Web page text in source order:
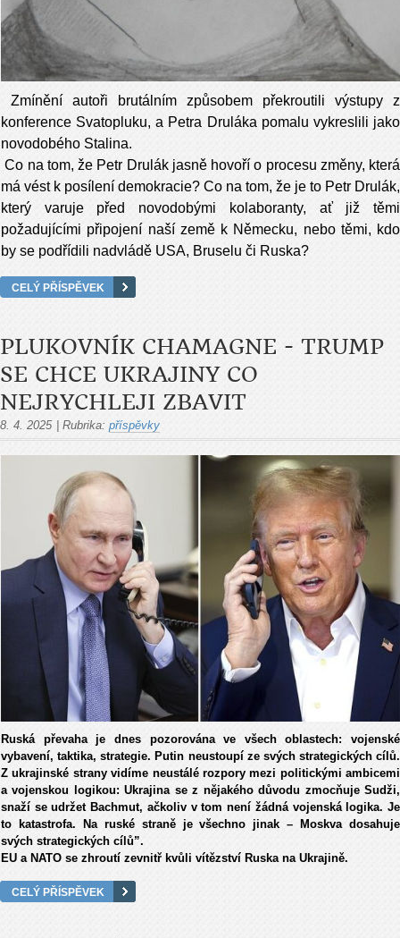
Zmínění autoři brutálním způsobem překroutili výstupy z
konference Svatopluku, a Petra Druláka pomalu vykreslili jako
novodobého Stalina.
Co na tom, že Petr Drulák jasně hovoří o procesu změny, která
má vést k posílení demokracie? Co na tom, že je to Petr Drulák,
který varuje před novodobými kolaboranty, ať již těmi
požadujícími připojení naší země k Německu, nebo těmi, kdo
by se podřídili nadvládě USA, Bruselu či Ruska?
CELÝ PŘÍSPĚVEK
PLUKOVNÍK CHAMAGNE - TRUMP
SE CHCE UKRAJINY CO
NEJRYCHLEJI ZBAVIT
8. 4. 2025 Rubrika: příspěvky
Ruská převaha je dnes pozorována ve všech oblastech: vojenské
vybavení, taktika, strategie. Putin neustoupí ze svých strategických cílů.
Z ukrajinské strany vidíme neustálé rozpory mezi politickými ambicemi
a vojenskou logikou: Ukrajina se z nějakého důvodu zmocňuje Sudži,
snaží se udržet Bachmut, ačkoliv v tom není žádná vojenská logika. Je
to katastrofa.
Na ruské straně je všechno jinak – Moskva dosahuje
svých strategických cílů”.
EU a NATO se zhroutí zevnitř kvůli vítězství Ruska na Ukrajině.
CELÝ PŘÍSPĚVEK